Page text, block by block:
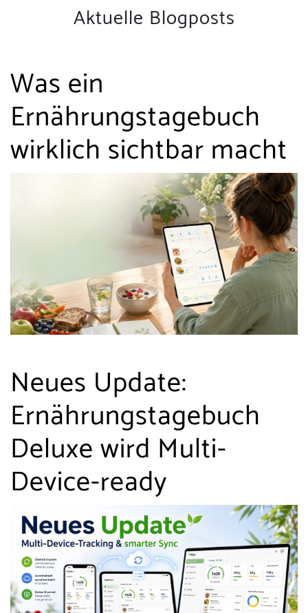
Aktuelle Blogposts
Was ein
Ernährungstagebuch
wirklich sichtbar macht
Neues Update:
Ernährungstagebuch
Deluxe wird Multi-
Device-ready